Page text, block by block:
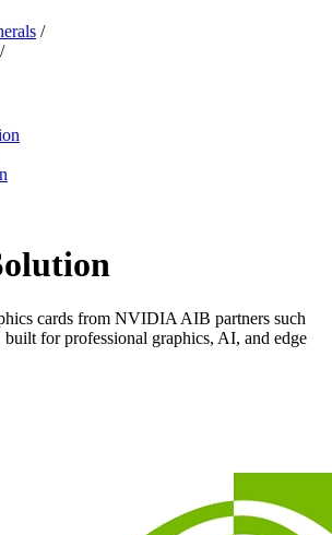
/
/
cards from NVIDIA AIB partners such
for professional graphics, AI, and edge